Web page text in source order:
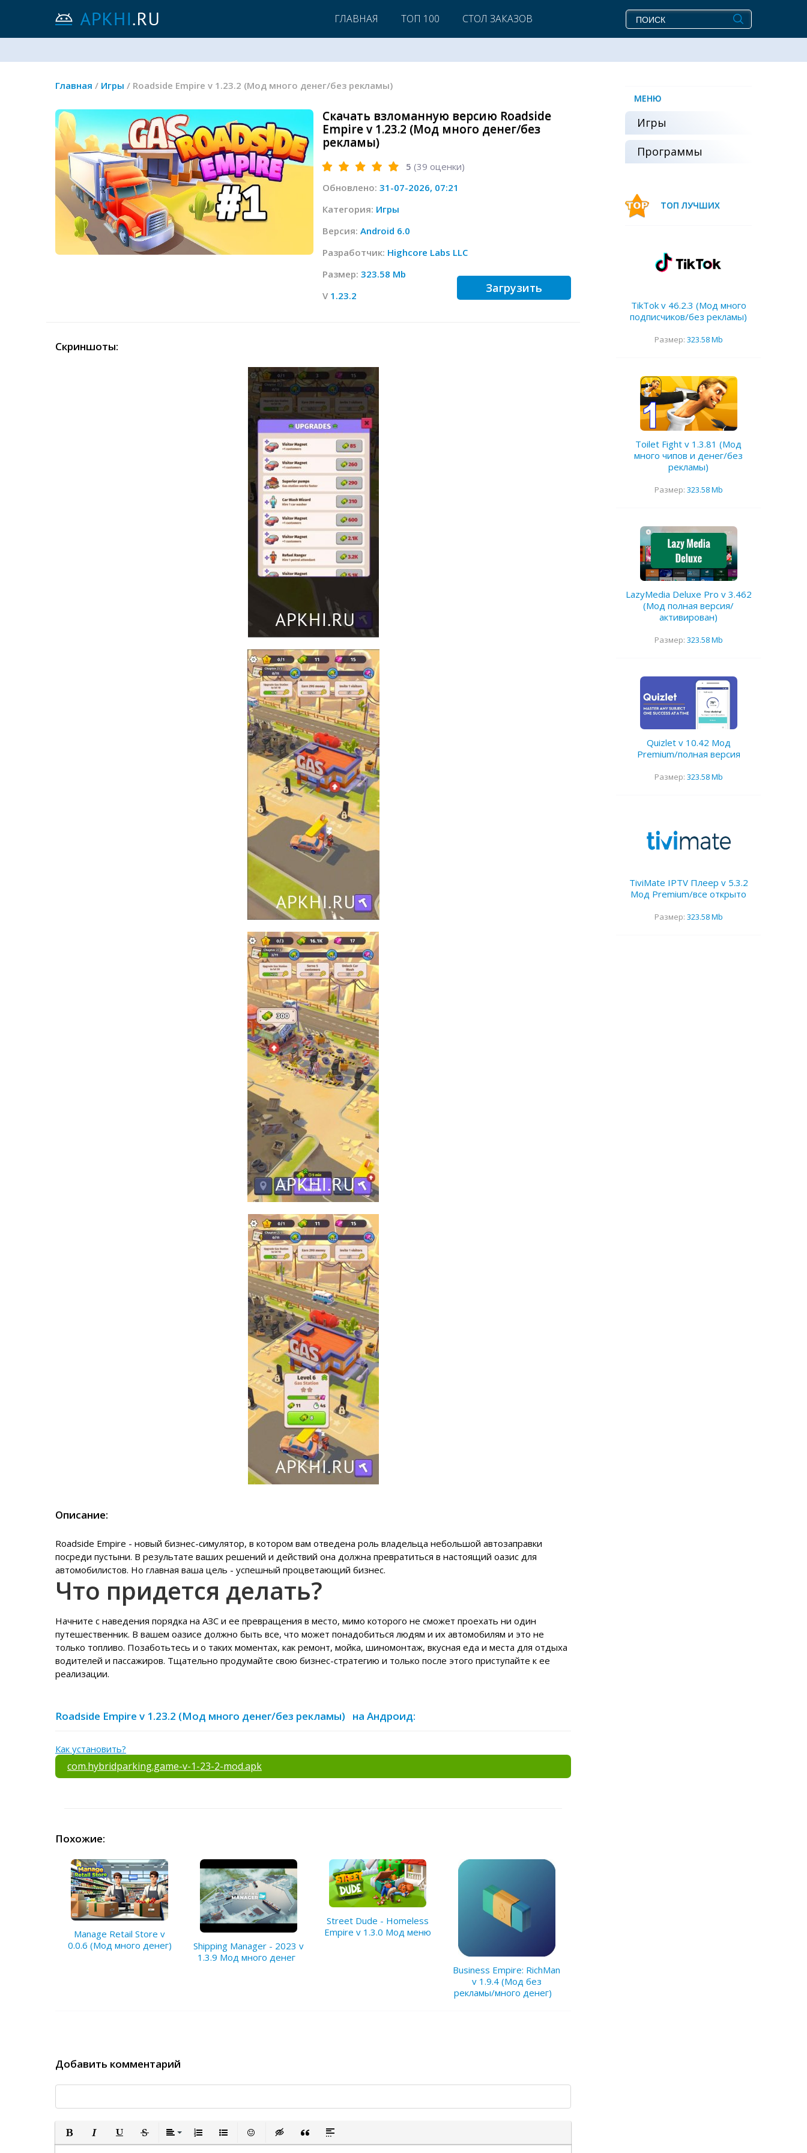
ГЛАВНАЯ ТОП 100 СТОЛ ЗАКАЗОВ
Главная / Игры / Roadside Empire v 1.23.2 (Мод много денег/без рекламы)
Скачать взломанную версию Roadside
Empire v 1.23.2 (Мод много денег/без
рекламы)
5 (39 оценки)
Обновлено: 31-07-2026, 07:21
Категория: Игры
Версия: Android 6.0
Разработчик: Highcore Labs LLC
Размер: 323.58 Mb
V 1.23.2
Загрузить
Скриншоты:
Описание:
Roadside Empire - новый бизнес-симулятор, в котором вам отведена роль владельца небольшой автозаправки
посреди пустыни. В результате ваших решений и действий она должна превратиться в настоящий оазис для
автомобилистов. Но главная ваша цель - успешный процветающий бизнес.
Что придется делать?
Начните с наведения порядка на АЗС и ее превращения в место, мимо которого не сможет проехать ни один
путешественник. В вашем оазисе должно быть все, что может понадобиться людям и их автомобилям и это не
только топливо. Позаботьтесь и о таких моментах, как ремонт, мойка, шиномонтаж, вкусная еда и места для отдыха
водителей и пассажиров. Тщательно продумайте свою бизнес-стратегию и только после этого приступайте к ее
реализации.
Roadside Empire v 1.23.2 (Мод много денег/без рекламы) на Андроид:
Как установить?
com.hybridparking.game-v-1-23-2-mod.apk
Похожие:
Manage Retail Store v
0.0.6 (Мод много денег)
Shipping Manager - 2023 v
1.3.9 Мод много денег
Street Dude - Homeless
Empire v 1.3.0 Мод меню
Business Empire: RichMan
v 1.9.4 (Мод без
рекламы/много денег)
Добавить комментарий
Полужирный
КурсивПодчеркнутый
ЗачеркнутыйВыравнивание
Нумерованный список
Маркированный список
Вставить смайлик
Вставка скрытого текста
Вставка цитаты
Вставка спойлера
МЕНЮ
Игры
Программы
ТОП ЛУЧШИХ
TikTok v 46.2.3 (Мод много
подписчиков/без рекламы)
Размер: 323.58 Mb
Toilet Fight v 1.3.81 (Мод
много чипов и денег/без
рекламы)
Размер: 323.58 Mb
LazyMedia Deluxe Pro v 3.462
(Мод полная версия/
активирован)
Размер: 323.58 Mb
Quizlet v 10.42 Мод
Premium/полная версия
Размер: 323.58 Mb
TiviMate IPTV Плеер v 5.3.2
Мод Premium/все открыто
Размер: 323.58 Mb